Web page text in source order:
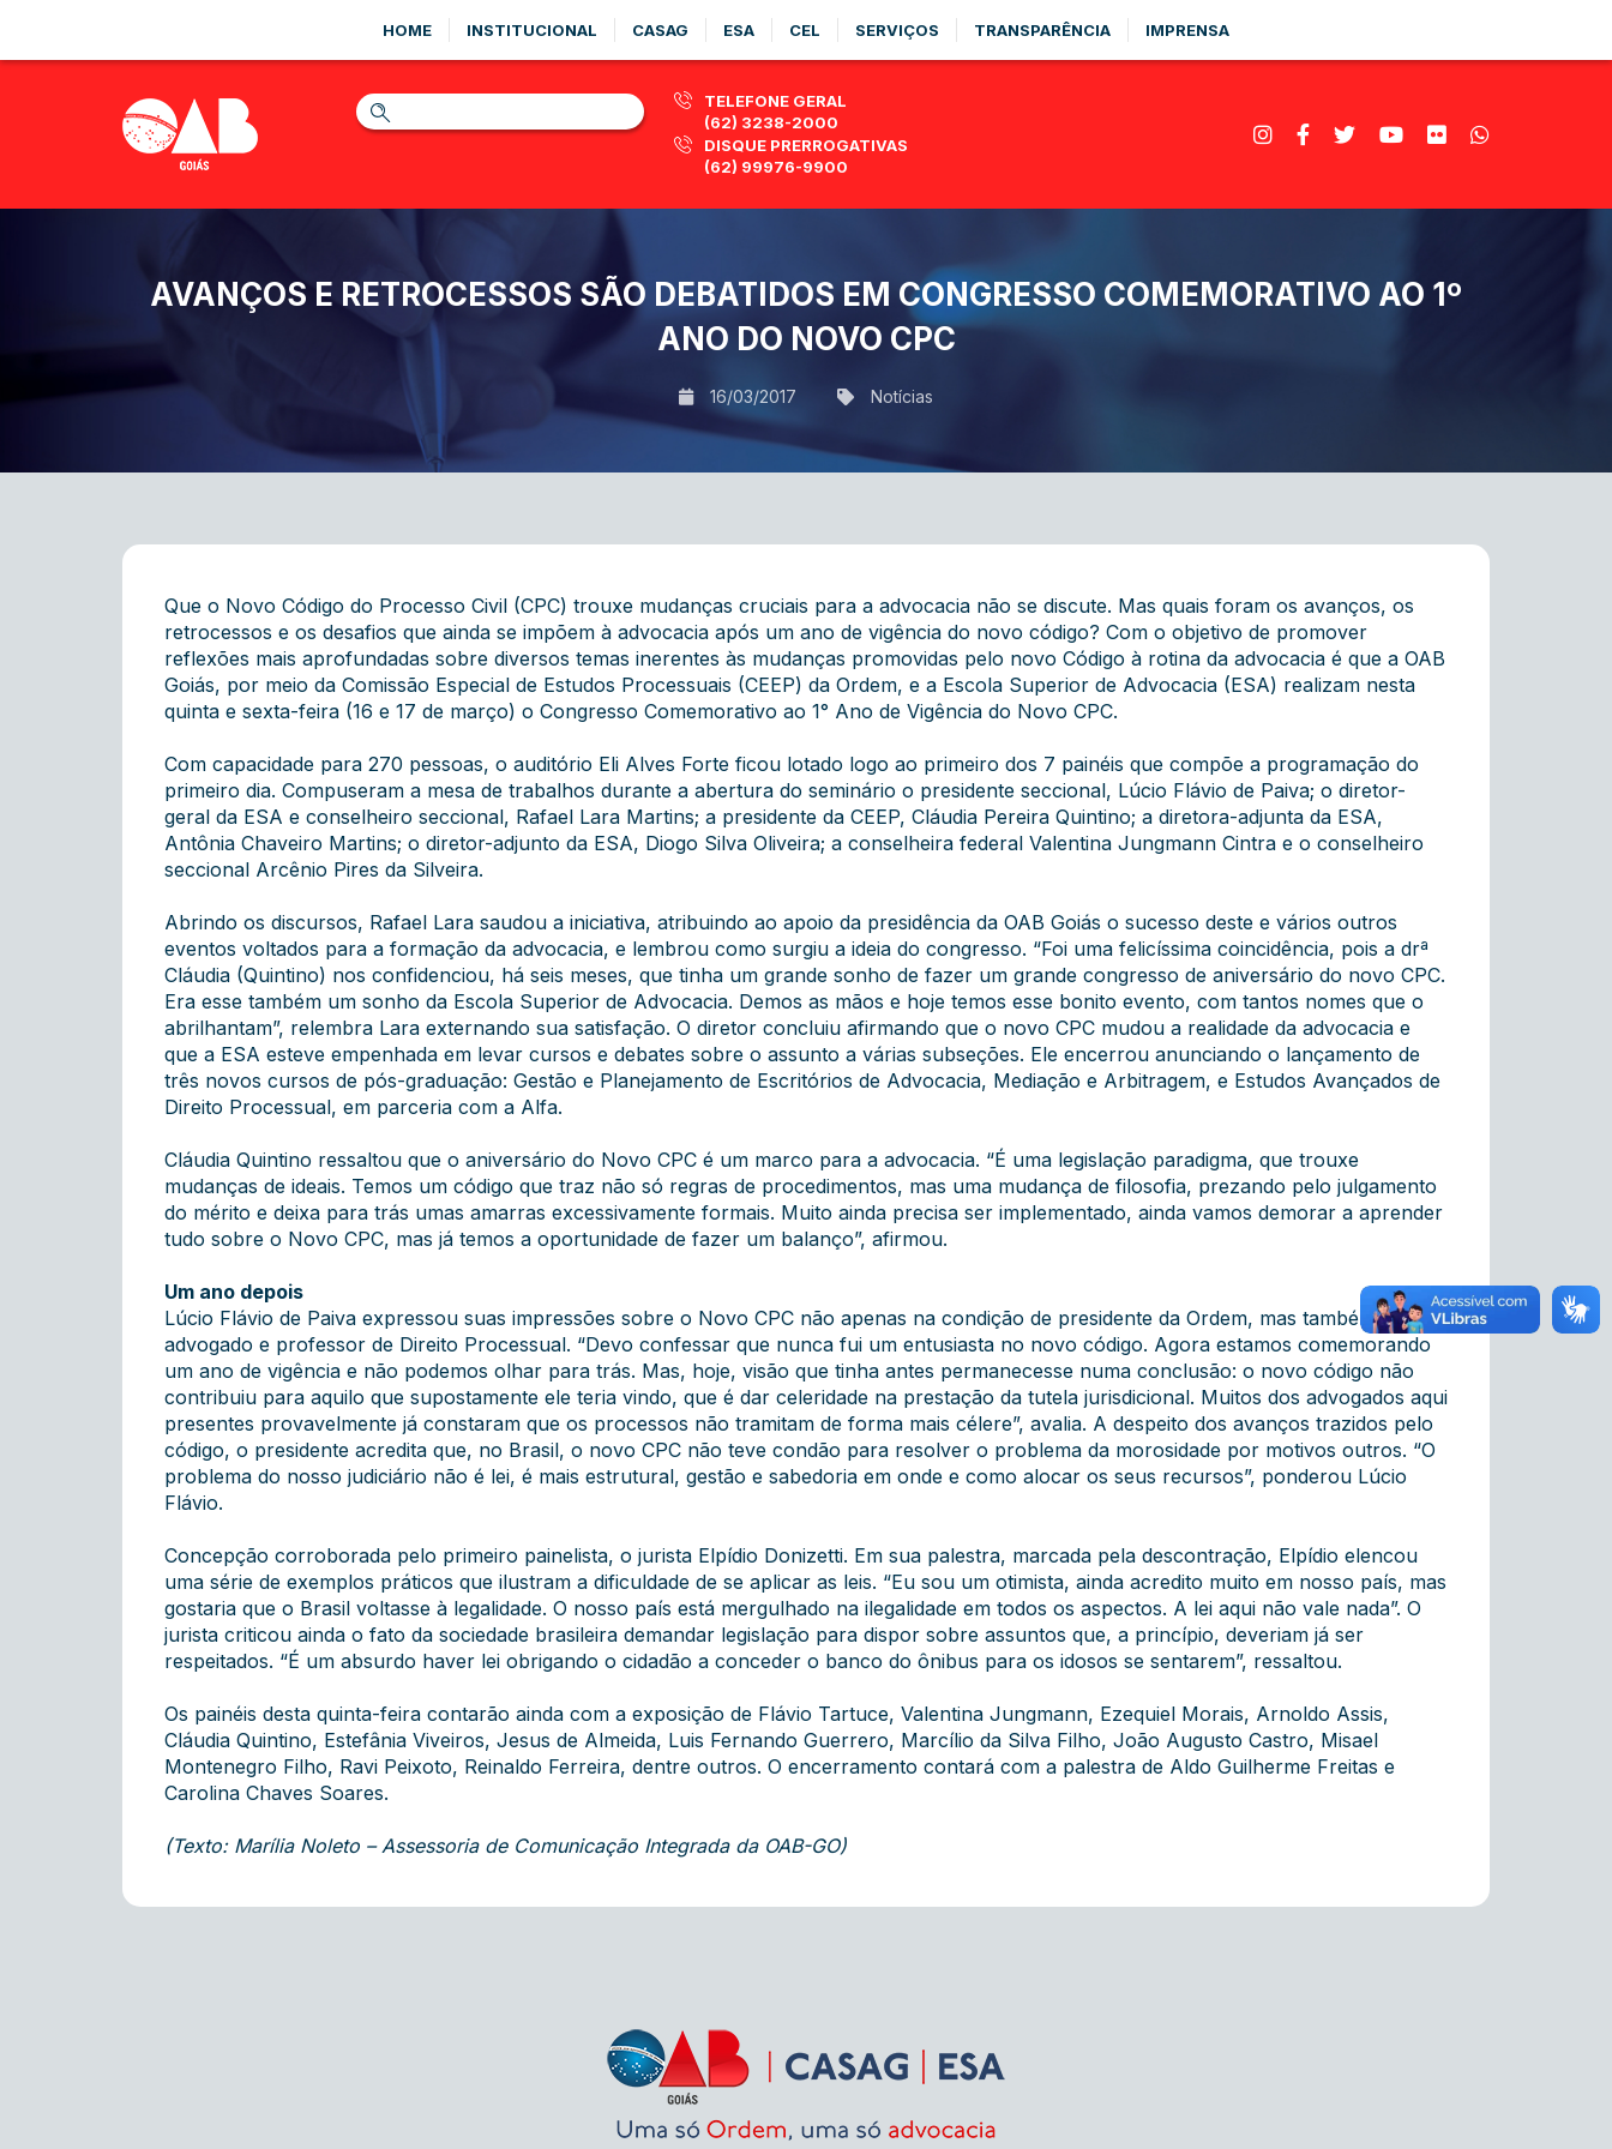
HOME INSTITUCIONAL CASAG ESA CEL SERVIÇOS TRANSPARÊNCIA IMPRENSA
TELEFONE GERAL
(62) 3238-2000
DISQUE PRERROGATIVAS
(62) 99976-9900
AVANÇOS E RETROCESSOS SÃO DEBATIDOS EM CONGRESSO COMEMORATIVO AO 1º
ANO DO NOVO CPC
16/03/2017 Notícias
Que o Novo Código do Processo Civil (CPC) trouxe mudanças cruciais para a advocacia não se discute. Mas quais foram os avanços, os
retrocessos e os desafios que ainda se impõem à advocacia após um ano de vigência do novo código? Com o objetivo de promover
reflexões mais aprofundadas sobre diversos temas inerentes às mudanças promovidas pelo novo Código à rotina da advocacia é que a OAB
Goiás, por meio da Comissão Especial de Estudos Processuais (CEEP) da Ordem, e a Escola Superior de Advocacia (ESA) realizam nesta
quinta e sexta-feira (16 e 17 de março) o Congresso Comemorativo ao 1° Ano de Vigência do Novo CPC.
Com capacidade para 270 pessoas, o auditório Eli Alves Forte ficou lotado logo ao primeiro dos 7 painéis que compõe a programação do
primeiro dia. Compuseram a mesa de trabalhos durante a abertura do seminário o presidente seccional, Lúcio Flávio de Paiva; o diretor-
geral da ESA e conselheiro seccional, Rafael Lara Martins; a presidente da CEEP, Cláudia Pereira Quintino; a diretora-adjunta da ESA,
Antônia Chaveiro Martins; o diretor-adjunto da ESA, Diogo Silva Oliveira; a conselheira federal Valentina Jungmann Cintra e o conselheiro
seccional Arcênio Pires da Silveira.
Abrindo os discursos, Rafael Lara saudou a iniciativa, atribuindo ao apoio da presidência da OAB Goiás o sucesso deste e vários outros
eventos voltados para a formação da advocacia, e lembrou como surgiu a ideia do congresso. “Foi uma felicíssima coincidência, pois a drª
Cláudia (Quintino) nos confidenciou, há seis meses, que tinha um grande sonho de fazer um grande congresso de aniversário do novo CPC.
Era esse também um sonho da Escola Superior de Advocacia. Demos as mãos e hoje temos esse bonito evento, com tantos nomes que o
abrilhantam”, relembra Lara externando sua satisfação. O diretor concluiu afirmando que o novo CPC mudou a realidade da advocacia e
que a ESA esteve empenhada em levar cursos e debates sobre o assunto a várias subseções. Ele encerrou anunciando o lançamento de
três novos cursos de pós-graduação: Gestão e Planejamento de Escritórios de Advocacia, Mediação e Arbitragem, e Estudos Avançados de
Direito Processual, em parceria com a Alfa.
Cláudia Quintino ressaltou que o aniversário do Novo CPC é um marco para a advocacia. “É uma legislação paradigma, que trouxe
mudanças de ideais. Temos um código que traz não só regras de procedimentos, mas uma mudança de filosofia, prezando pelo julgamento
do mérito e deixa para trás umas amarras excessivamente formais. Muito ainda precisa ser implementado, ainda vamos demorar a aprender
tudo sobre o Novo CPC, mas já temos a oportunidade de fazer um balanço”, afirmou.
Um ano depois
Lúcio Flávio de Paiva expressou suas impressões sobre o Novo CPC não apenas na condição de presidente da Ordem, mas também de
advogado e professor de Direito Processual. “Devo confessar que nunca fui um entusiasta no novo código. Agora estamos comemorando
um ano de vigência e não podemos olhar para trás. Mas, hoje, visão que tinha antes permanecesse numa conclusão: o novo código não
contribuiu para aquilo que supostamente ele teria vindo, que é dar celeridade na prestação da tutela jurisdicional. Muitos dos advogados aqui
presentes provavelmente já constaram que os processos não tramitam de forma mais célere”, avalia. A despeito dos avanços trazidos pelo
código, o presidente acredita que, no Brasil, o novo CPC não teve condão para resolver o problema da morosidade por motivos outros. “O
problema do nosso judiciário não é lei, é mais estrutural, gestão e sabedoria em onde e como alocar os seus recursos”, ponderou Lúcio
Flávio.
Concepção corroborada pelo primeiro painelista, o jurista Elpídio Donizetti. Em sua palestra, marcada pela descontração, Elpídio elencou
uma série de exemplos práticos que ilustram a dificuldade de se aplicar as leis. “Eu sou um otimista, ainda acredito muito em nosso país, mas
gostaria que o Brasil voltasse à legalidade. O nosso país está mergulhado na ilegalidade em todos os aspectos. A lei aqui não vale nada”. O
jurista criticou ainda o fato da sociedade brasileira demandar legislação para dispor sobre assuntos que, a princípio, deveriam já ser
respeitados. “É um absurdo haver lei obrigando o cidadão a conceder o banco do ônibus para os idosos se sentarem”, ressaltou.
Os painéis desta quinta-feira contarão ainda com a exposição de Flávio Tartuce, Valentina Jungmann, Ezequiel Morais, Arnoldo Assis,
Cláudia Quintino, Estefânia Viveiros, Jesus de Almeida, Luis Fernando Guerrero, Marcílio da Silva Filho, João Augusto Castro, Misael
Montenegro Filho, Ravi Peixoto, Reinaldo Ferreira, dentre outros. O encerramento contará com a palestra de Aldo Guilherme Freitas e
Carolina Chaves Soares.
(Texto: Marília Noleto – Assessoria de Comunicação Integrada da OAB-GO)